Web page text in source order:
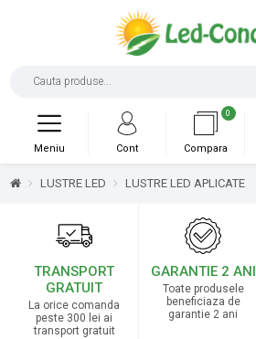
0
Compara
Cont
Meniu
LUSTRE LED LUSTRE LED APLICATE
TRANSPORT
GRATUIT
La orice comanda
peste 300 lei ai
transport gratuit
GARANTIE 2 ANI
Toate produsele
beneficiaza de
garantie 2 ani